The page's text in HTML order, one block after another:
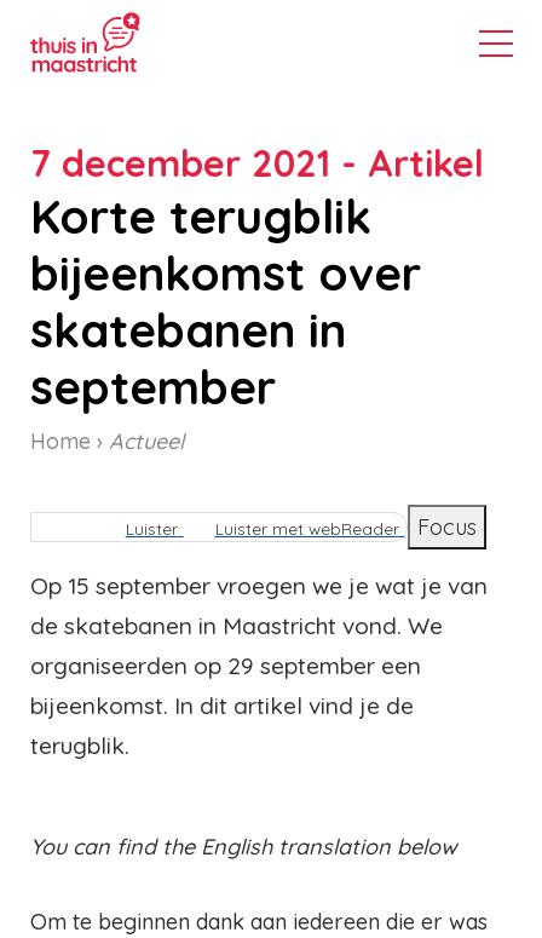
7 december 2021 - Artikel
Korte terugblik
bijeenkomst over
skatebanen in
september
Kruimelpad
Home Actueel
Luister Luister met webReader Focus
Op 15 september vroegen we je wat je van
de skatebanen in Maastricht vond. We
organiseerden op 29 september een
bijeenkomst. In dit artikel vind je de
terugblik.
You can find the English translation below
Om te beginnen dank aan iedereen die er was